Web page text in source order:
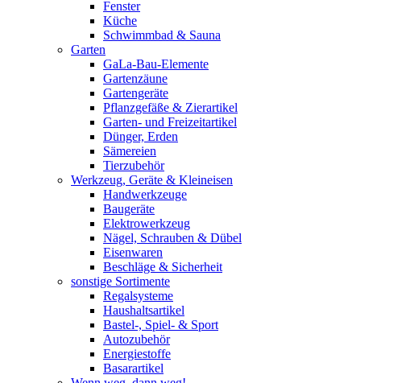
Fenster
Küche
Schwimmbad & Sauna
Garten
GaLa-Bau-Elemente
Gartenzäune
Gartengeräte
Pflanzgefäße & Zierartikel
Garten- und Freizeitartikel
Dünger, Erden
Sämereien
Tierzubehör
Werkzeug, Geräte & Kleineisen
Handwerkzeuge
Baugeräte
Elektrowerkzeug
Nägel, Schrauben & Dübel
Eisenwaren
Beschläge & Sicherheit
sonstige Sortimente
Regalsysteme
Haushaltsartikel
Bastel-, Spiel- & Sport
Autozubehör
Energiestoffe
Basarartikel